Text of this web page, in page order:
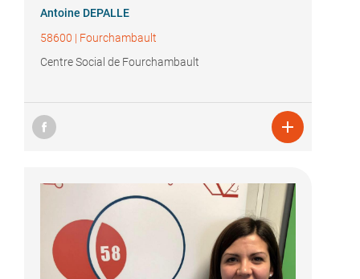
Antoine DEPALLE
58600 | Fourchambault
Centre Social de Fourchambault
